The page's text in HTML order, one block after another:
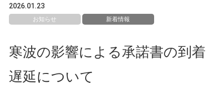
2026.01.23
お知らせ 新着情報
寒波の影響による承諾書の到着
遅延について